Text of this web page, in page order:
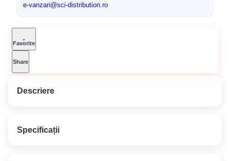
e-vanzari@sci-distribution.ro
Favorite
Share
Descriere
SAVANA ULTRAREZIST
Specificații